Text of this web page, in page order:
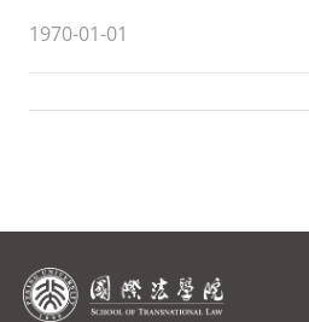
1970-01-01